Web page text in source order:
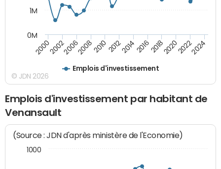
Emplois d'investissement
20002002200620082010 2012201420162018202020222024
0M
1M
© JDN 2026
Emplois d'investissement par habitant de
Venansault
(Source : JDN d'après ministère de l'Economie)
1000